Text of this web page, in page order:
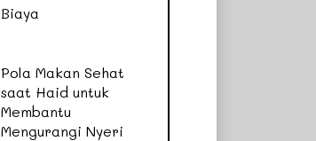
Biaya
Pola Makan Sehat
saat Haid untuk
Membantu
Mengurangi Nyeri